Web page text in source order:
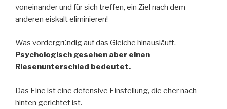
voneinander und für sich treffen, ein Ziel nach dem
anderen eiskalt eliminieren!
Was vordergründig auf das Gleiche hinausläuft.
Psychologisch gesehen aber einen
Riesenunterschied bedeutet.
Das Eine ist eine defensive Einstellung, die eher nach
hinten gerichtet ist.